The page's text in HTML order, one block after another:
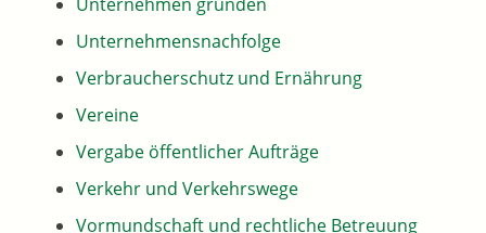
Unternehmensnachfolge
Verbraucherschutz und Ernährung
Vereine
Vergabe öffentlicher Aufträge
Verkehr und Verkehrswege
Vormundschaft und rechtliche Betreuung